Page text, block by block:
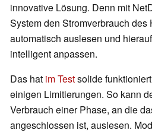
innovative Lösung. Denn mit
System den Stromverbrauch
automatisch auslesen und
intelligent anpassen.
Das hat im Testsolide
einigen Limitierungen. So kann
Verbrauch einer Phase, an die
angeschlossen ist, auslesen.